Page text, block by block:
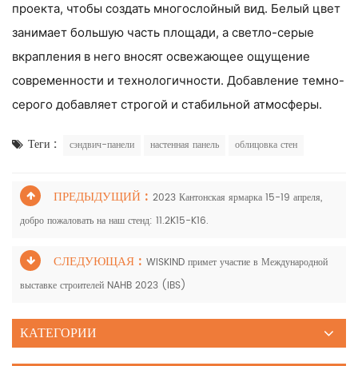
проекта, чтобы создать многослойный вид. Белый цвет
занимает большую часть площади, а светло-серые
вкрапления в него вносят освежающее ощущение
современности и технологичности. Добавление темно-
серого добавляет строгой и стабильной атмосферы.
Теги : сэндвич-панели настенная панель облицовка стен
ПРЕДЫДУЩИЙ : 2023 Кантонская ярмарка 15-19 апреля,
добро пожаловать на наш стенд: 11.2K15-K16.
СЛЕДУЮЩАЯ : WISKIND примет участие в Международной
выставке строителей NAHB 2023 (IBS)
КАТЕГОРИИ